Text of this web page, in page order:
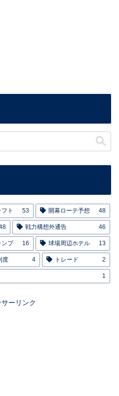
ト 53 開幕ローテ予想 48
戦力構想外通告 46
ンプ 16 球場周辺ホテル 13
度 4 トレード 2
1
サーリンク